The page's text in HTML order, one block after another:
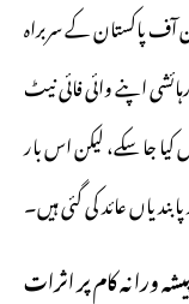
آف پاکستان کے سربراہ
اپنے وائی فائی نیٹ
کیا جا سکے، لیکن اس بار
عائد کی گئی ہیں۔
ورانہ کام پر اثرات